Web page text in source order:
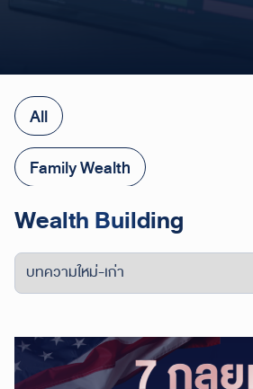
All
Family Wealth
Retirement
Wealth Building
Wealth Building